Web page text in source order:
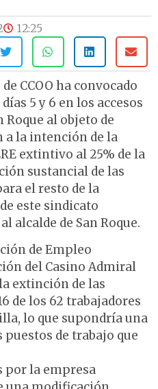
12:25
CCOO ha convocado
5 y 6 en los accesos
Roque al objeto de
la intención de la
extintivo al 25% de la
sustancial de las
el resto de la
este sindicato
alcalde de San Roque.
de Empleo
del Casino Admiral
extinción de las
de los 62 trabajadores
lo que supondría una
puestos de trabajo que
por la empresa